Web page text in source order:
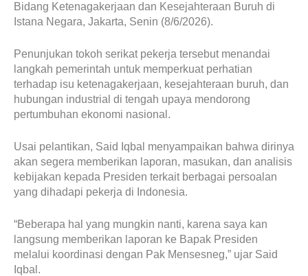
Bidang Ketenagakerjaan dan Kesejahteraan Buruh di
Istana Negara, Jakarta, Senin (8/6/2026).
Penunjukan tokoh serikat pekerja tersebut menandai
langkah pemerintah untuk memperkuat perhatian
terhadap isu ketenagakerjaan, kesejahteraan buruh, dan
hubungan industrial di tengah upaya mendorong
pertumbuhan ekonomi nasional.
Usai pelantikan, Said Iqbal menyampaikan bahwa dirinya
akan segera memberikan laporan, masukan, dan analisis
kebijakan kepada Presiden terkait berbagai persoalan
yang dihadapi pekerja di Indonesia.
“Beberapa hal yang mungkin nanti, karena saya kan
langsung memberikan laporan ke Bapak Presiden
melalui koordinasi dengan Pak Mensesneg,” ujar Said
Iqbal.